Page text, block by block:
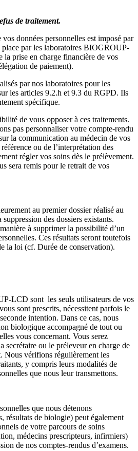
de traitement.
données personnelles est imposé par
place par les laboratoires BIOGROUP-
la prise en charge financière de vos
de paiement).
par nos laboratoires pour les
les articles 9.2.h et 9.3 du RGPD. Ils
spécifique.
de vous opposer à ces traitements.
pas personnaliser votre compte-rendu
la communication au médecin de vos
ou de l’interprétation des
régler vos soins dès le prélèvement.
sera remis pour le retrait de vos
au premier dossier réalisé au
des dossiers existants.
à supprimer la possibilité d’un
Ces résultats seront toutefois
la loi (cf. Durée de conservation).
LCD sont les seuls utilisateurs de vos
sont prescrits, nécessitent parfois le
intention. Dans ce cas, nous
biologique accompagné de tout ou
vous concernant. Vous serez
secrétaire ou le préleveur en charge de
Nous vérifions régulièrement les
y compris leurs modalités de
que nous leur transmettons.
que nous détenons
résultats de biologie) peut également
de votre parcours de soins
médecins prescripteurs, infirmiers)
de nos comptes-rendus d’examens.